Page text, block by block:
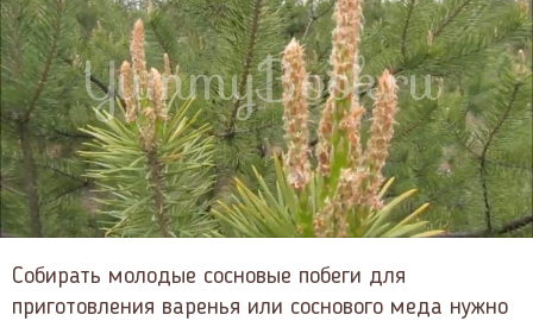
Собирать молодые сосновые побеги для
приготовления варенья или соснового меда нужно